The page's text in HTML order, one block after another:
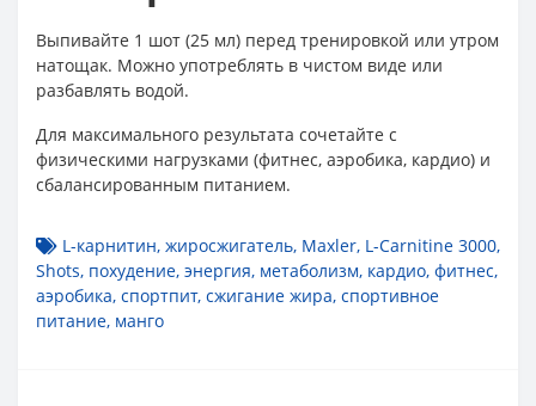
Выпивайте 1 шот (25 мл) перед тренировкой или утром
натощак. Можно употреблять в чистом виде или
разбавлять водой.
Для максимального результата сочетайте с
физическими нагрузками (фитнес, аэробика, кардио) и
сбалансированным питанием.
L-карнитин, жиросжигатель, Maxler, L-Carnitine 3000,
Shots, похудение, энергия, метаболизм, кардио, фитнес,
аэробика, спортпит, сжигание жира, спортивное
питание, манго